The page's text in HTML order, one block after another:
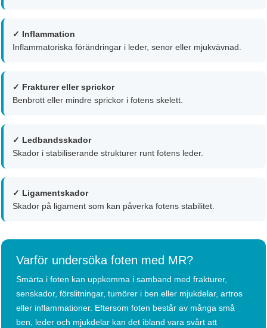
✓ Inflammation
Inflammatoriska förändringar i leder, senor eller mjukvävnad.
✓ Frakturer eller sprickor
Benbrott eller mindre sprickor i fotens skelett.
✓ Ledbandsskador
Skador i stabiliserande strukturer runt fotens leder.
✓ Ligamentskador
Skador på ligament som kan påverka fotens stabilitet.
Varför undersöka foten med MR?
Smärta i foten kan uppkomma i samband med frakturer,
senskador, förslitningar, tumörer i ben eller mjukdelar, artros
eller inflammationer. Eftersom foten består av många små
ben, leder och mjukdelar kan det ibland vara svårt att